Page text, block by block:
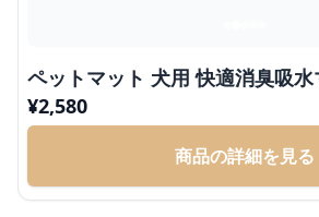
ペットマット 犬用 快適消臭吸水
¥2,580
商品の詳細を見る